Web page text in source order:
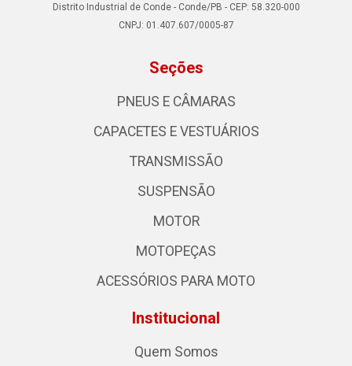
Distrito Industrial de Conde - Conde/PB - CEP: 58.320-000
CNPJ: 01.407.607/0005-87
Seções
PNEUS E CÂMARAS
CAPACETES E VESTUÁRIOS
TRANSMISSÃO
SUSPENSÃO
MOTOR
MOTOPEÇAS
ACESSÓRIOS PARA MOTO
Institucional
Quem Somos